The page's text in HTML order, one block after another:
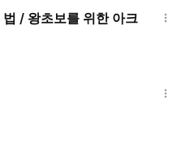
/ 왕초보를 위한 아크